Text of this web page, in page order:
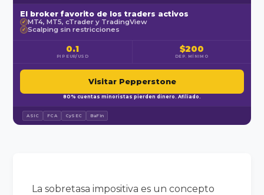
El broker favorito de los traders activos
✓ MT4, MT5, cTrader y TradingView
✓ Scalping sin restricciones
0.1
PIP EUR/USD
$200
DEP. MÍNIMO
Visitar Pepperstone
80% cuentas minoristas pierden dinero. Afiliado.
ASIC FCA CySEC BaFin
La sobretasa impositiva es un concepto